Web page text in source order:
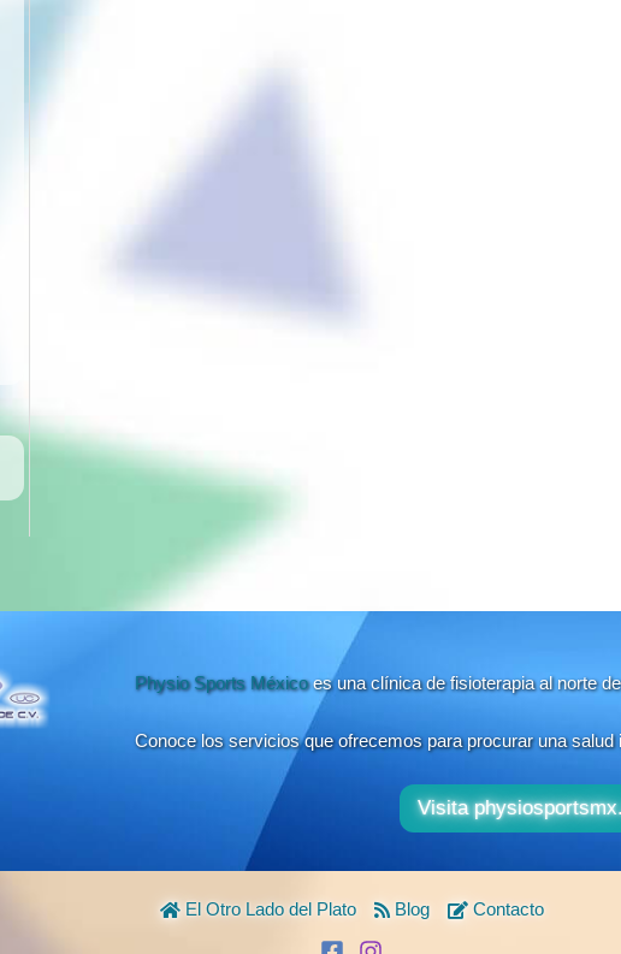
Physio Sports Méxicoes una clínica de fisioterapia al norte
Conoce los servicios que ofrecemos para procurar una salud
Visita
El Otro Lado del Plato Blog Contacto